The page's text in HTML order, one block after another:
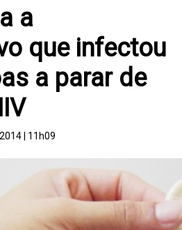
a
que infectou
a parar de
| 11h09